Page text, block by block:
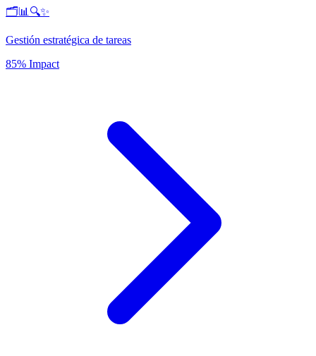
🗂️📊🔍✨
Gestión estratégica de tareas
85% Impact